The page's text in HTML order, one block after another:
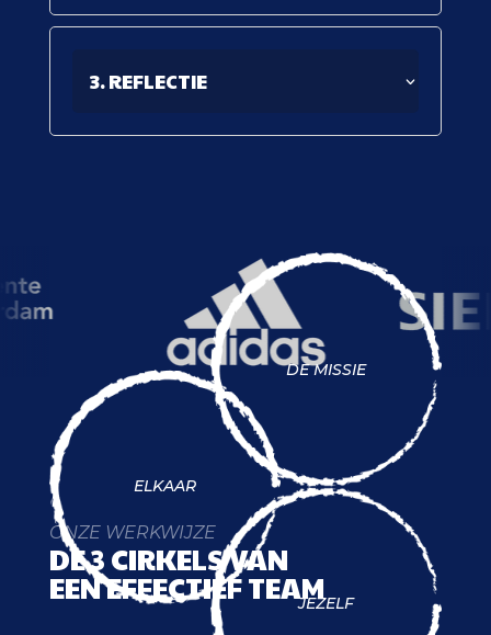
3. REFLECTIE
ELKAAR
JEZELF
DE MISSIE
ONZE WERKWIJZE
DE 3 CIRKELS VAN
EEN EFFECTIEF TEAM